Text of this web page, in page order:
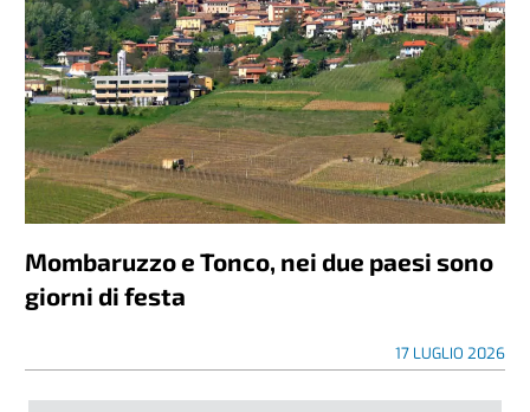
Mombaruzzo e Tonco, nei due paesi sono
giorni di festa
17 LUGLIO 2026